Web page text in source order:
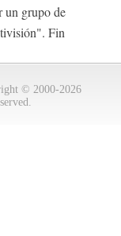
un grupo de
Fin
© 2000-2026